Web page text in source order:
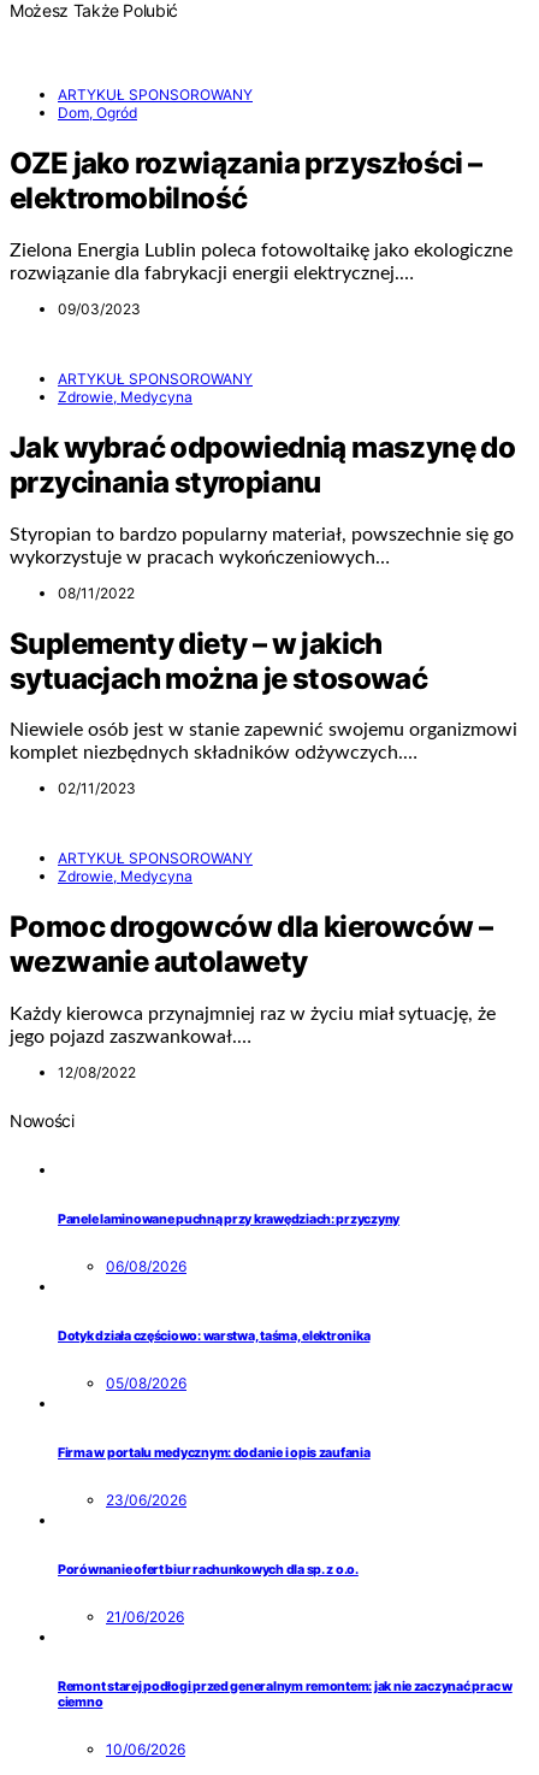
Możesz Także Polubić
ARTYKUŁ SPONSOROWANY
Dom, Ogród
OZE jako rozwiązania przyszłości –
elektromobilność
Zielona Energia Lublin poleca fotowoltaikę jako ekologiczne
rozwiązanie dla fabrykacji energii elektrycznej.…
09/03/2023
ARTYKUŁ SPONSOROWANY
Zdrowie, Medycyna
Jak wybrać odpowiednią maszynę do
przycinania styropianu
Styropian to bardzo popularny materiał, powszechnie się go
wykorzystuje w pracach wykończeniowych…
08/11/2022
Suplementy diety – w jakich
sytuacjach można je stosować
Niewiele osób jest w stanie zapewnić swojemu organizmowi
komplet niezbędnych składników odżywczych.…
02/11/2023
ARTYKUŁ SPONSOROWANY
Zdrowie, Medycyna
Pomoc drogowców dla kierowców –
wezwanie autolawety
Każdy kierowca przynajmniej raz w życiu miał sytuację, że
jego pojazd zaszwankował.…
12/08/2022
Nowości
Panele laminowane puchną przy krawędziach: przyczyny
06/08/2026
Dotyk działa częściowo: warstwa, taśma, elektronika
05/08/2026
Firma w portalu medycznym: dodanie i opis zaufania
23/06/2026
Porównanie ofert biur rachunkowych dla sp. z o.o.
21/06/2026
Remont starej podłogi przed generalnym remontem: jak nie zaczynać prac w
ciemno
10/06/2026